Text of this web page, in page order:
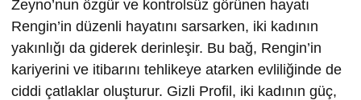
Zeyno’nun özgür ve kontrolsüz görünen hayatı
Rengin’in düzenli hayatını sarsarken, iki kadının
yakınlığı da giderek derinleşir. Bu bağ, Rengin’in
kariyerini ve itibarını tehlikeye atarken evliliğinde de
ciddi çatlaklar oluşturur. Gizli Profil, iki kadının güç,